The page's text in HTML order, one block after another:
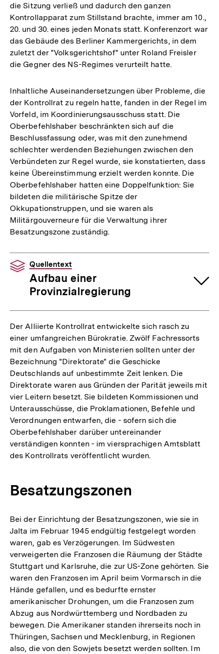
die Sitzung verließ und dadurch den ganzen
Kontrollapparat zum Stillstand brachte, immer am 10.,
20. und 30. eines jeden Monats statt. Konferenzort war
das Gebäude des Berliner Kammergerichts, in dem
zuletzt der "Volksgerichtshof" unter Roland Freisler
die Gegner des NS-Regimes verurteilt hatte.
Inhaltliche Auseinandersetzungen über Probleme, die
der Kontrollrat zu regeln hatte, fanden in der Regel im
Vorfeld, im Koordinierungsausschuss statt. Die
Oberbefehlshaber beschränkten sich auf die
Beschlussfassung oder, was mit den zunehmend
schlechter werdenden Beziehungen zwischen den
Verbündeten zur Regel wurde, sie konstatierten, dass
keine Übereinstimmung erzielt werden konnte. Die
Oberbefehlshaber hatten eine Doppelfunktion: Sie
bildeten die militärische Spitze der
Okkupationstruppen, und sie waren als
Militärgouverneure für die Verwaltung ihrer
Besatzungszone zuständig.
Quellentext
Aufbau einer
Provinzialregierung
Der Alliierte Kontrollrat entwickelte sich rasch zu
einer umfangreichen Bürokratie. Zwölf Fachressorts
mit den Aufgaben von Ministerien sollten unter der
Bezeichnung "Direktorate" die Geschicke
Deutschlands auf unbestimmte Zeit lenken. Die
Direktorate waren aus Gründen der Parität jeweils mit
vier Leitern besetzt. Sie bildeten Kommissionen und
Unterausschüsse, die Proklamationen, Befehle und
Verordnungen entwarfen, die - sofern sich die
Oberbefehlshaber darüber untereinander
verständigen konnten - im viersprachigen Amtsblatt
des Kontrollrats veröffentlicht wurden.
Besatzungszonen
Bei der Einrichtung der Besatzungszonen, wie sie in
Jalta im Februar 1945 endgültig festgelegt worden
waren, gab es Verzögerungen. Im Südwesten
verweigerten die Franzosen die Räumung der Städte
Stuttgart und Karlsruhe, die zur US-Zone gehörten. Sie
waren den Franzosen im April beim Vormarsch in die
Hände gefallen, und es bedurfte ernster
amerikanischer Drohungen, um die Franzosen zum
Abzug aus Nordwürttemberg und Nordbaden zu
bewegen. Die Amerikaner standen ihrerseits noch in
Thüringen, Sachsen und Mecklenburg, in Regionen
also, die von den Sowjets besetzt werden sollten. Im